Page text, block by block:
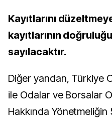
Kayıtlarını
kayıtlarının
sayılacaktır.
Diğer yandan, Türkiye
ile Odalar ve Borsalar
Hakkında Yönetmeliğin